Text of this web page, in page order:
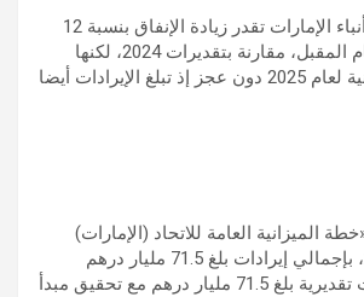
ووفقا لبيان لوكالة أنباء الإمارات تقدر زيادة الإنفاق بنسبة 12
في المئة تقريبا العام المقبل، مقارنة بتقديرات 2024، لكنها
وضعت خطة الميزانية لعام 2025 دون عجز إذ تبلغ الإيرادات أيضا
الميزانية العامة للاتحاد (الإمارات)
للسنة المالية 2025، بإجمالي إيرادات بلغ 71.5 مليار درهم
وبإجمالي مصروفات تقديرية بلغ 71.5 مليار درهم مع تحقيق مبدأ